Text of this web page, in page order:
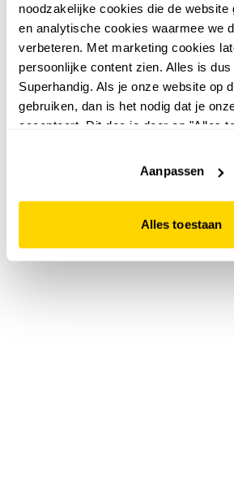
noodzakelijke cookies die de website
en analytische cookies waarmee we
verbeteren. Met marketing cookies
persoonlijke content zien. Alles is
Superhandig. Als je onze website op
gebruiken, dan is het nodig dat je
accepteert. Dit doe je door op "Alles
website niet optimaal functioneert.
Aanpassen
Alles toestaan